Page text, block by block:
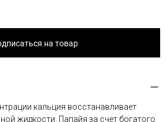
на товар
кальция восстанавливает
жидкости. Папайя за счет богатого